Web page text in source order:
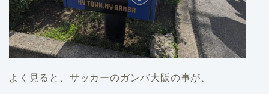
よく見ると、サッカーのガンバ大阪の事が、